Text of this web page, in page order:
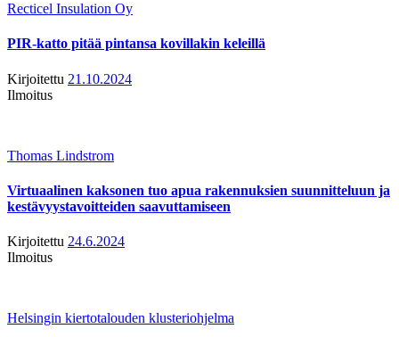
Recticel Insulation Oy
PIR-katto pitää pintansa kovillakin keleillä
Kirjoitettu 21.10.2024
Ilmoitus
Thomas Lindstrom
Virtuaalinen kaksonen tuo apua rakennuksien suunnitteluun ja
kestävyystavoitteiden saavuttamiseen
Kirjoitettu 24.6.2024
Ilmoitus
Helsingin kiertotalouden klusteriohjelma